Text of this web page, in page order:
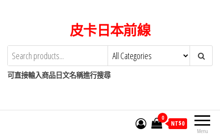
content
皮卡日本前線
可直接輸入商品日文名稱進行搜尋
Menu
0
NT$0